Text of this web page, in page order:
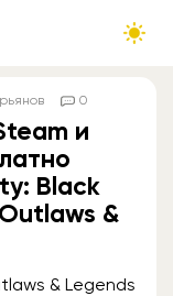
0
и
Black
&
& Legends